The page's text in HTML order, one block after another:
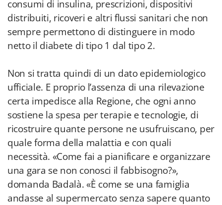
consumi di insulina, prescrizioni, dispositivi
distribuiti, ricoveri e altri flussi sanitari che non
sempre permettono di distinguere in modo
netto il diabete di tipo 1 dal tipo 2.
Non si tratta quindi di un dato epidemiologico
ufficiale. E proprio l’assenza di una rilevazione
certa impedisce alla Regione, che ogni anno
sostiene la spesa per terapie e tecnologie, di
ricostruire quante persone ne usufruiscano, per
quale forma della malattia e con quali
necessità. «Come fai a pianificare e organizzare
una gara se non conosci il fabbisogno?»,
domanda Badalà. «È come se una famiglia
andasse al supermercato senza sapere quanto